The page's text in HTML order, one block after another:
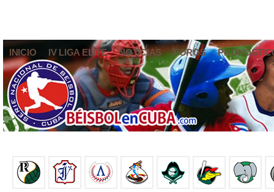
INICIO IV LIGA ELITE NOTICIAS FOROS